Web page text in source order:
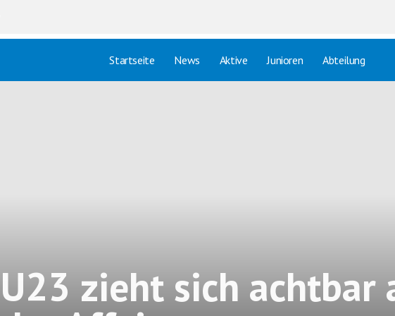
Startseite News Aktive Junioren Abteilung
U23 zieht sich achtbar